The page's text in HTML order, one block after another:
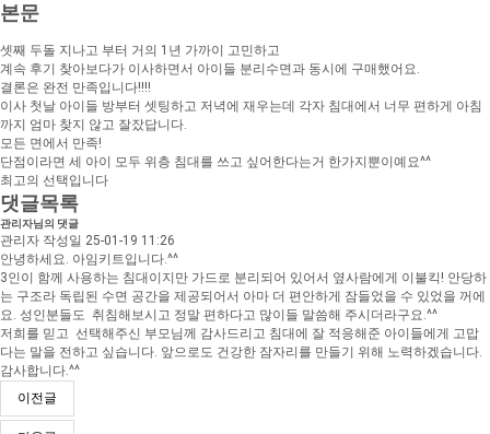
본문
셋째 두돌 지나고 부터 거의 1년 가까이 고민하고
계속 후기 찾아보다가 이사하면서 아이들 분리수면과 동시에 구매했어요.
결론은 완전 만족입니다!!!!
이사 첫날 아이들 방부터 셋팅하고 저녁에 재우는데 각자 침대에서 너무 편하게 아침
까지 엄마 찾지 않고 잘잤답니다.
모든 면에서 만족!
단점이라면 세 아이 모두 위층 침대를 쓰고 싶어한다는거 한가지뿐이예요^^
최고의 선택입니다
댓글목록
관리자님의 댓글
관리자 작성일 25-01-19 11:26
안녕하세요. 아임키트입니다.^^
3인이 함께 사용하는 침대이지만 가드로 분리되어 있어서 옆사람에게 이불킥! 안당하
는 구조라 독립된 수면 공간을 제공되어서 아마 더 편안하게 잠들었을 수 있었을 꺼에
요. 성인분들도 취침해보시고 정말 편하다고 많이들 말씀해 주시더라구요.^^
저희를 믿고 선택해주신 부모님께 감사드리고 침대에 잘 적응해준 아이들에게 고맙
다는 말을 전하고 싶습니다. 앞으로도 건강한 잠자리를 만들기 위해 노력하겠습니다.
감사합니다.^^
이전글